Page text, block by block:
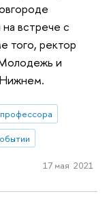
встрече с
того, ректор
и
Нижнем.
профессора
17 мая 2021